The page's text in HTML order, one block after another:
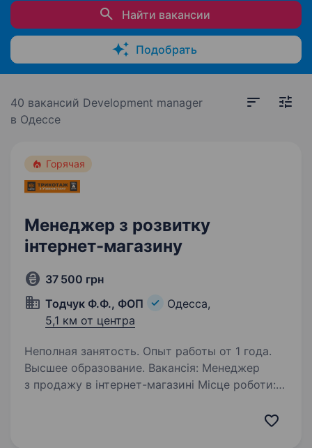
Найти вакансии
Подобрать
40 вакансий Development manager
в Одессе
Горячая
Менеджер з розвитку
інтернет-магазину
37 500 грн
Тодчук Ф.Ф., ФОП
Одесса,
5,1 км от центра
Неполная занятость. Опыт работы от 1 года.
Высшее образование. Вакансія: Менеджер
з продажу в інтернет-магазині Місце роботи: